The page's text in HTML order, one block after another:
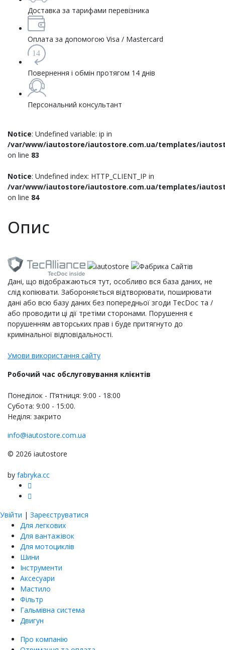
Доставка за тарифами перевізника
Оплата за допомогою Visa / Mastercard
14
Повернення і обмін протягом 14 днів
Персональний консультант
Notice: Undefined variable: ip in
/var/www/iautostore/iautostore.com.ua/templates/
on line 83
Notice: Undefined index: HTTP_CLIENT_IP in
/var/www/iautostore/iautostore.com.ua/templates/
on line 84
Опис
Дані, що відображаються тут, особливо вся база даних, не
слід копіювати. Забороняється відтворювати, поширювати
дані або всю базу даних без попередньої згоди TecDoc та /
або проводити ці дії третіми сторонами. Порушення є
порушенням авторських прав і буде притягнуто до
кримінальної відповідальності.
Умови використання сайту
Робочий час обслуговування клієнтів
Понеділок - П’ятниця: 9:00 - 18:00
Субота: 9:00 - 15:00.
Неділя: закрито
info@iautostore.com.ua
© 2026 iautostore
by fabryka.cc
Увійти | Зареєструватися
Для легкових
Для вантажівок
Для мотоциклів
Шини
Інструменти
Аксесуари
Мастило
Фільтр
Гальмівна система
Двигун
Про компанію